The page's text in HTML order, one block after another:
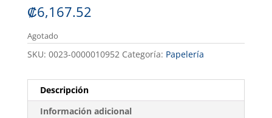
₡6,167.52
Agotado
SKU: 0023-0000010952 Categoría: Papelería
Descripción
Información adicional